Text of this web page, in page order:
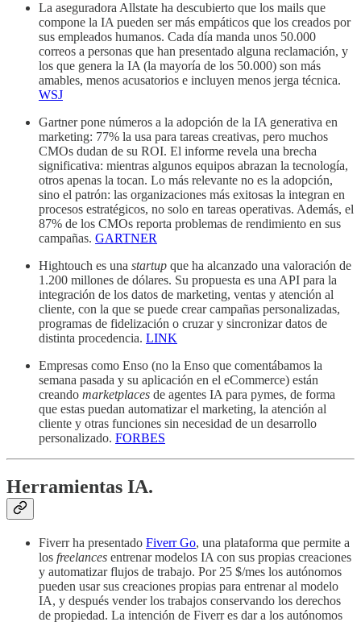
La aseguradora Allstate ha descubierto que los mails que
compone la IA pueden ser más empáticos que los creados por
sus empleados humanos. Cada día manda unos 50.000
correos a personas que han presentado alguna reclamación, y
los que genera la IA (la mayoría de los 50.000) son más
amables, menos acusatorios e incluyen menos jerga técnica.
WSJ
Gartner pone números a la adopción de la IA generativa en
marketing: 77% la usa para tareas creativas, pero muchos
CMOs dudan de su ROI. El informe revela una brecha
significativa: mientras algunos equipos abrazan la tecnología,
otros apenas la tocan. Lo más relevante no es la adopción,
sino el patrón: las organizaciones más exitosas la integran en
procesos estratégicos, no solo en tareas operativas. Además, el
87% de los CMOs reporta problemas de rendimiento en sus
campañas. GARTNER
Hightouch es una startup que ha alcanzado una valoración de
1.200 millones de dólares. Su propuesta es una API para la
integración de los datos de marketing, ventas y atención al
cliente, con la que se puede crear campañas personalizadas,
programas de fidelización o cruzar y sincronizar datos de
distinta procedencia. LINK
Empresas como Enso (no la Enso que comentábamos la
semana pasada y su aplicación en el eCommerce) están
creando marketplaces de agentes IA para pymes, de forma
que estas puedan automatizar el marketing, la atención al
cliente y otras funciones sin necesidad de un desarrollo
personalizado. FORBES
Herramientas IA.
Fiverr ha presentado Fiverr Go, una plataforma que permite a
los freelances entrenar modelos IA con sus propias creaciones
y automatizar flujos de trabajo. Por 25 $/mes los autónomos
pueden usar sus creaciones propias para entrenar al modelo
IA, y después vender los trabajos conservando los derechos
de propiedad. La intención de Fiverr es dar a los autónomos